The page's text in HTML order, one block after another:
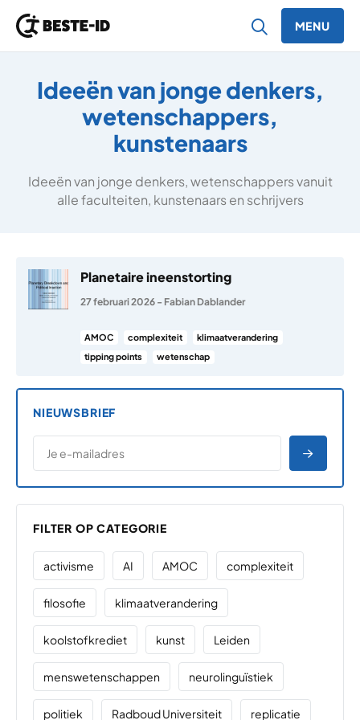
MENU
Ideeën van jonge denkers,
wetenschappers,
kunstenaars
Ideeën van jonge denkers, wetenschappers vanuit
alle faculteiten, kunstenaars en schrijvers
Planetaire ineenstorting
27 februari 2026 - Fabian Dablander
AMOC complexiteit
klimaatverandering
tipping points
wetenschap
NIEUWSBRIEF
E-MAILADRES
*
FILTER OP CATEGORIE
activisme AI AMOC complexiteit
filosofie klimaatverandering
koolstofkrediet kunst Leiden
menswetenschappen neurolinguïstiek
politiek Radboud Universiteit replicatie